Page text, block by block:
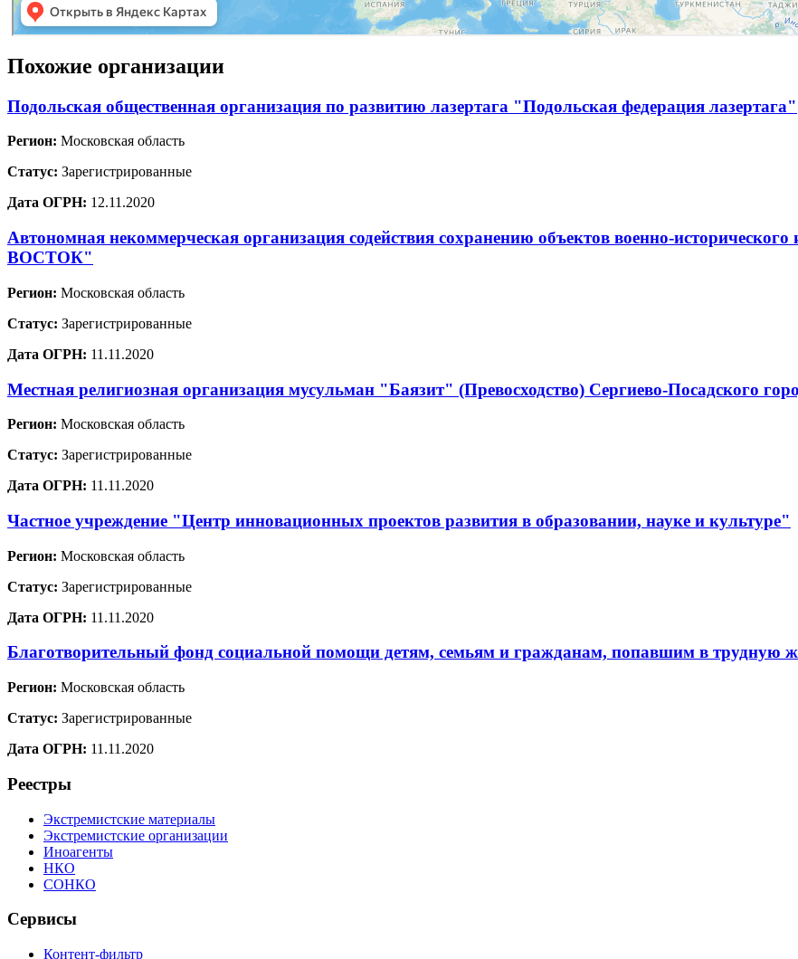
Похожие организации
Подольская общественная организация по развитию лазертага "Подольская федерация лазертага"
Регион: Московская область
Статус: Зарегистрированные
Дата ОГРН: 12.11.2020
Автономная некоммерческая организация содействия сохранению объектов военно-
ВОСТОК"
Регион: Московская область
Статус: Зарегистрированные
Дата ОГРН: 11.11.2020
Местная религиозная организация мусульман "Баязит" (Превосходство) Сергиево-Посадского
Регион: Московская область
Статус: Зарегистрированные
Дата ОГРН: 11.11.2020
Частное учреждение "Центр инновационных проектов развития в образовании, науке и культуре"
Регион: Московская область
Статус: Зарегистрированные
Дата ОГРН: 11.11.2020
Благотворительный фонд социальной помощи детям, семьям и гражданам, попавшим в трудную
Регион: Московская область
Статус: Зарегистрированные
Дата ОГРН: 11.11.2020
Реестры
Экстремистские материалы
Экстремистские организации
Иноагенты
НКО
СОНКО
Сервисы
Контент-фильтр